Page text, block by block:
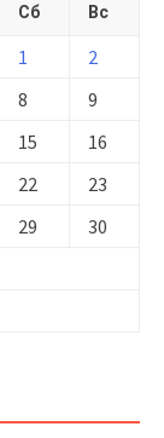
Сб Вс
1
2
8
9
15
16
22
23
29
30